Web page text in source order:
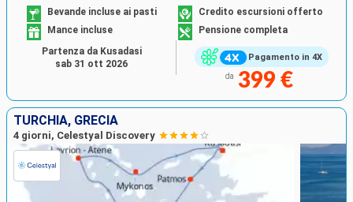
Pagamento in 4X
Bevande incluse ai pasti
Credito escursioni offerto
Mance incluse
Pensione completa
da 399 €
Partenza da Kusadasi
sab 31 ott 2026
TURCHIA, GRECIA
4 giorni, Celestyal Discovery